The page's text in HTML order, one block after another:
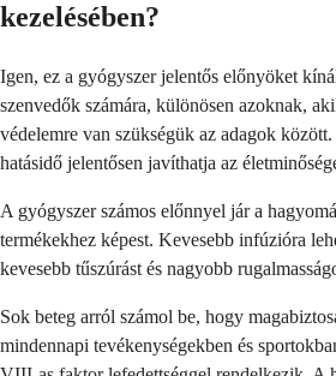
kezelésében?
Igen, ez a gyógyszer jelentős előnyöket
szenvedők számára, különösen azoknak,
védelemre van szükségük az adagok
hatásidő jelentősen javíthatja az
A gyógyszer számos előnnyel jár a
termékekhez képest. Kevesebb infúzióra
kevesebb tűszúrást és nagyobb
Sok beteg arról számol be, hogy
mindennapi tevékenységekben és